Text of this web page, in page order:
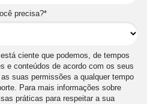
precisa?*
ciente que podemos, de tempos
e conteúdos de acordo com os seus
suas permissões a qualquer tempo
Para mais informações sobre
práticas para respeitar a sua